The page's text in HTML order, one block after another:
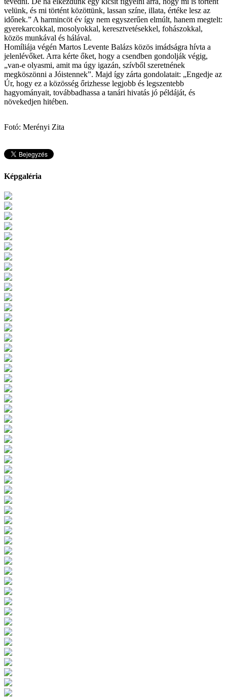
velünk, és mi történt közöttünk, lassan színe, illata, értéke lesz az
időnek.” A harmincöt év így nem egyszerűen elmúlt, hanem megtelt:
gyerekarcokkal, mosolyokkal, keresztvetésekkel, fohászokkal,
közös munkával és hálával.
Homíliája végén Martos Levente Balázs közös imádságra hívta a
jelenlévőket. Arra kérte őket, hogy a csendben gondolják végig,
„van-e olyasmi, amit ma úgy igazán, szívből szeretnének
megköszönni a Jóistennek”. Majd így zárta gondolatait: „Engedje az
Úr, hogy ez a közösség őrizhesse legjobb és legszentebb
hagyományait, továbbadhassa a tanári hivatás jó példáját, és
növekedjen hitében.
Fotó: Merényi Zita
Képgaléria